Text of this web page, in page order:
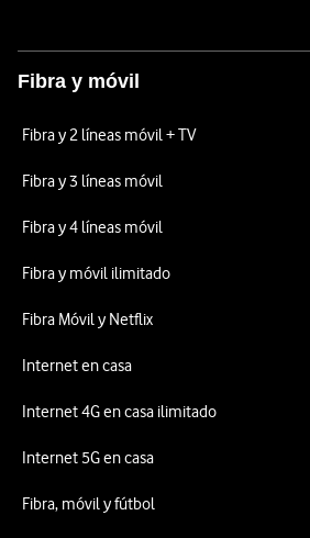
Fibra y móvil
Fibra y 2 líneas móvil + TV
Fibra y 3 líneas móvil
Fibra y 4 líneas móvil
Fibra y móvil ilimitado
Fibra Móvil y Netflix
Internet en casa
Internet 4G en casa ilimitado
Internet 5G en casa
Fibra, móvil y fútbol